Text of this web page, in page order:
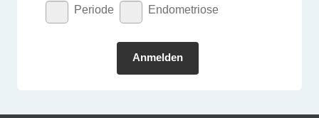
Periode
Endometriose
Anmelden